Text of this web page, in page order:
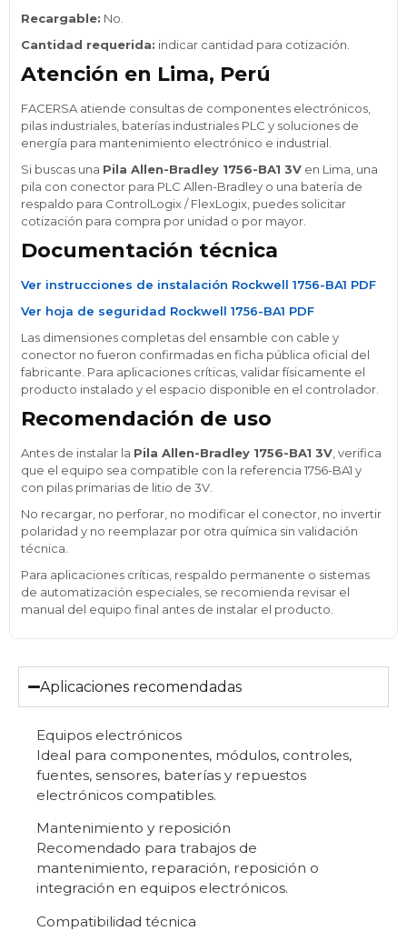
Recargable: No.
Cantidad requerida: indicar cantidad para cotización.
Atención en Lima, Perú
FACERSA atiende consultas de componentes electrónicos,
pilas industriales, baterías industriales PLC y soluciones de
energía para mantenimiento electrónico e industrial.
Si buscas una Pila Allen-Bradley 1756-BA1 3V en Lima, una
pila con conector para PLC Allen-Bradley o una batería de
respaldo para ControlLogix / FlexLogix, puedes solicitar
cotización para compra por unidad o por mayor.
Documentación técnica
Ver instrucciones de instalación Rockwell 1756-BA1 PDF
Ver hoja de seguridad Rockwell 1756-BA1 PDF
Las dimensiones completas del ensamble con cable y
conector no fueron confirmadas en ficha pública oficial del
fabricante. Para aplicaciones críticas, validar físicamente el
producto instalado y el espacio disponible en el controlador.
Recomendación de uso
Antes de instalar la Pila Allen-Bradley 1756-BA1 3V , verifica
que el equipo sea compatible con la referencia 1756-BA1 y
con pilas primarias de litio de 3V.
No recargar, no perforar, no modificar el conector, no invertir
polaridad y no reemplazar por otra química sin validación
técnica.
Para aplicaciones críticas, respaldo permanente o sistemas
de automatización especiales, se recomienda revisar el
manual del equipo final antes de instalar el producto.
Aplicaciones recomendadas
Equipos electrónicos
Ideal para componentes, módulos, controles,
fuentes, sensores, baterías y repuestos
electrónicos compatibles.
Mantenimiento y reposición
Recomendado para trabajos de
mantenimiento, reparación, reposición o
integración en equipos electrónicos.
Compatibilidad técnica